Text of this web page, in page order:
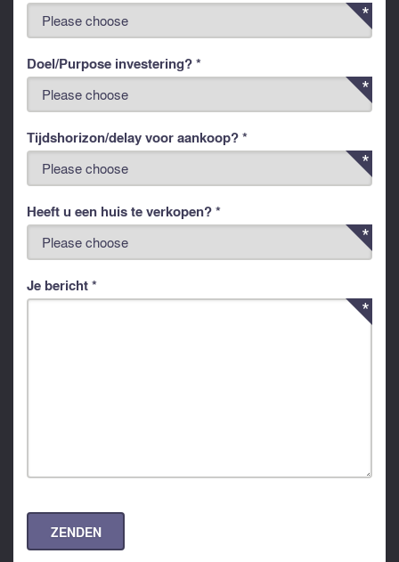
Doel/Purpose investering? *
Tijdshorizon/delay voor aankoop? *
Heeft u een huis te verkopen? *
Je bericht *
ZENDEN